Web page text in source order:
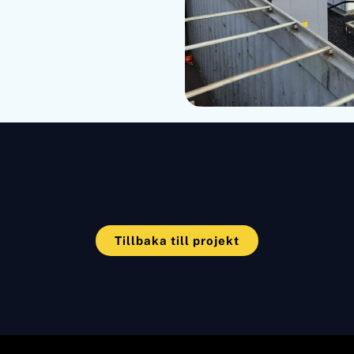
Tillbaka till projekt